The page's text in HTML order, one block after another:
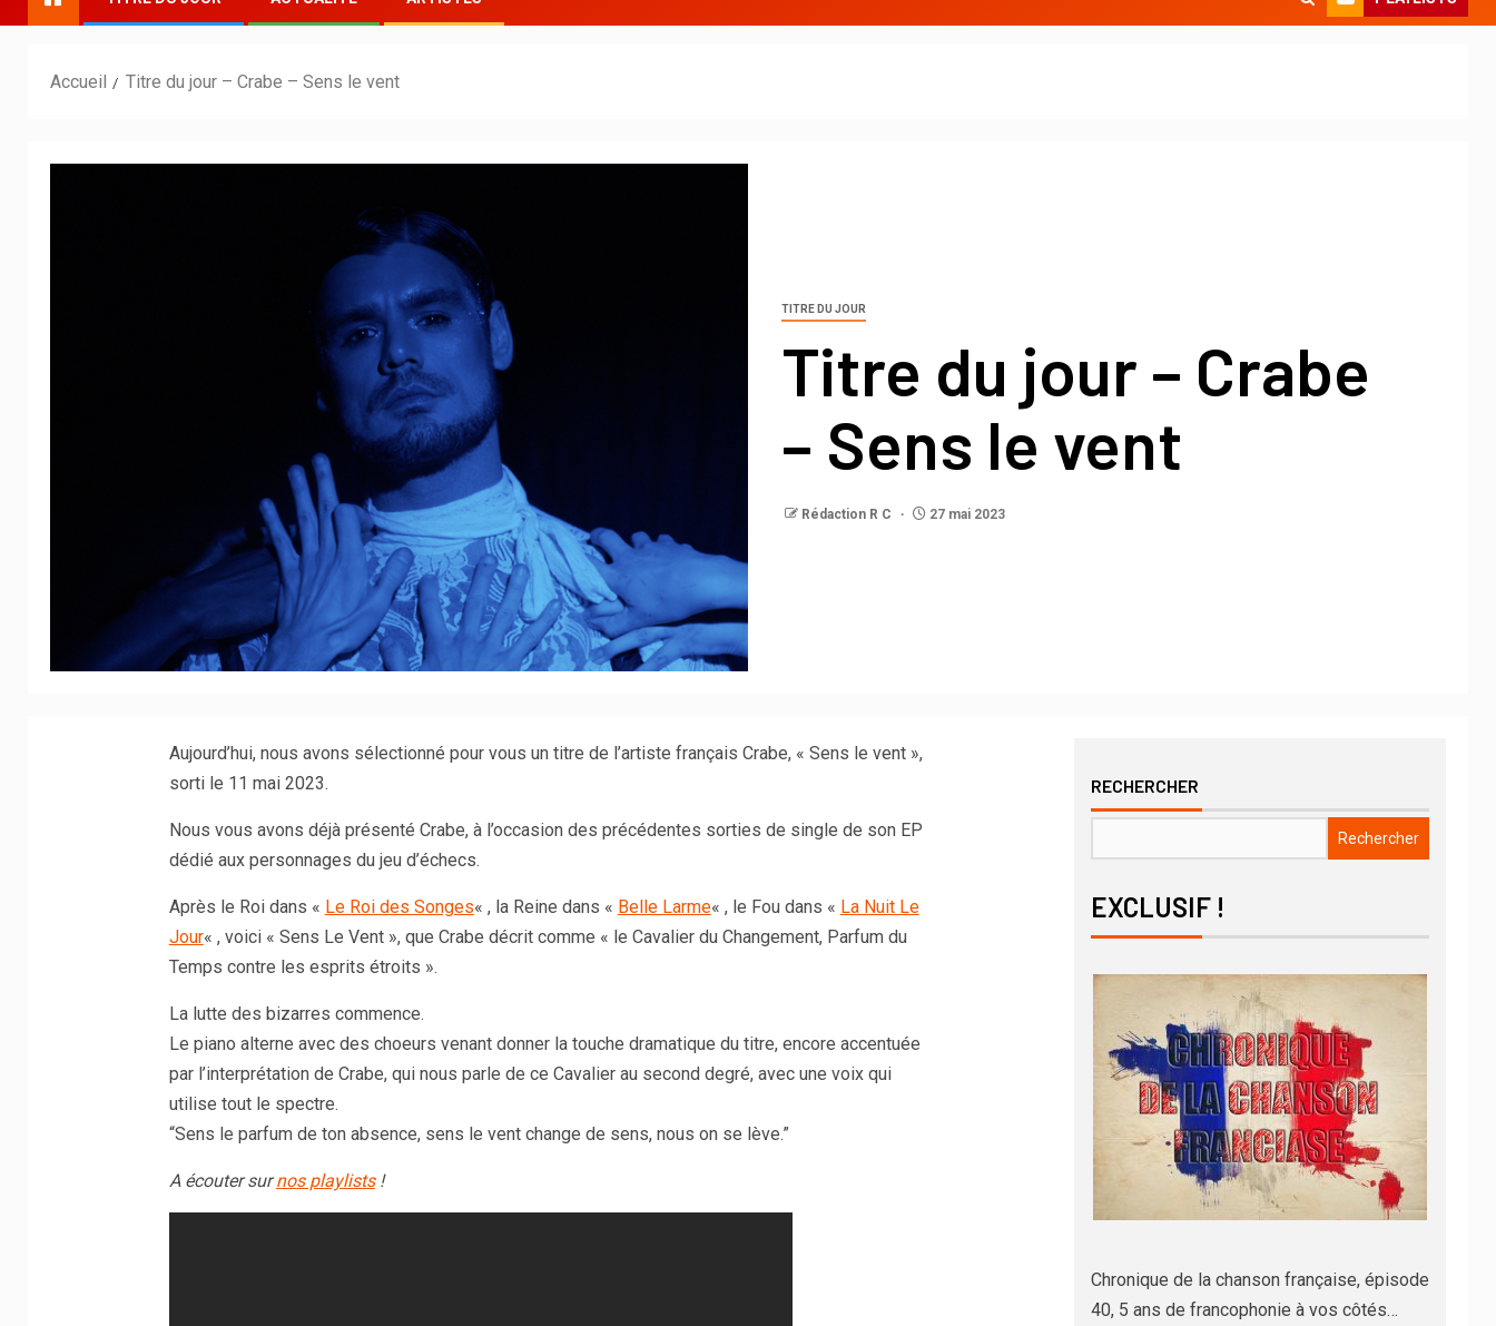
Accueil Titre du jour – Crabe – Sens le vent
TITRE DU JOUR
Titre du jour – Crabe
– Sens le vent
Rédaction R C 27 mai 2023
Aujourd’hui, nous avons sélectionné pour vous un titre de l’artiste français Crabe, « Sens le vent »,
sorti le 11 mai 2023.
Nous vous avons déjà présenté Crabe, à l’occasion des précédentes sorties de single de son EP
dédié aux personnages du jeu d’échecs.
Après le Roi dans « Le Roi des Songes« , la Reine dans « Belle Larme« , le Fou dans « La Nuit Le
Jour« , voici « Sens Le Vent », que Crabe décrit comme « le Cavalier du Changement, Parfum du
Temps contre les esprits étroits ».
La lutte des bizarres commence.
Le piano alterne avec des choeurs venant donner la touche dramatique du titre, encore accentuée
par l’interprétation de Crabe, qui nous parle de ce Cavalier au second degré, avec une voix qui
utilise tout le spectre.
“Sens le parfum de ton absence, sens le vent change de sens, nous on se lève.”
A écouter surnos playlists!
RECHERCHER
Rechercher
EXCLUSIF !
Chronique de la chanson française, épisode
40, 5 ans de francophonie à vos côtés…